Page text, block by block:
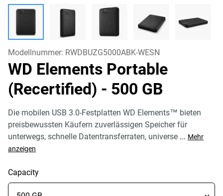
Modellnummer: RWDBUZG5000ABK-WESN
WD Elements Portable
(Recertified) - 500 GB
Die mobilen USB 3.0-Festplatten WD Elements™ bieten
preisbewussten Käufern zuverlässigen Speicher für
unterwegs, schnelle Datentransferraten, universe ... Mehr
anzeigen
Capacity